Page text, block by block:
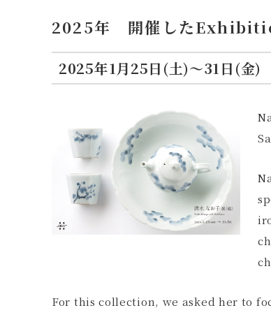
2025年 開催した
2025年1月25日(土)〜31日(
For this collection, we asked her to